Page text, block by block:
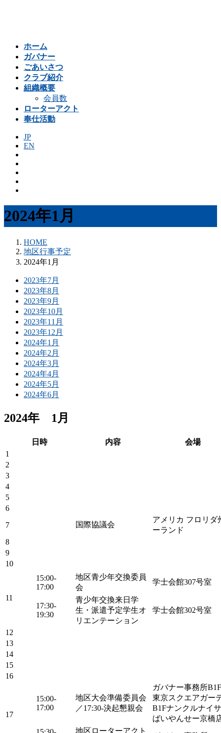
ホーム
ガバナー
ごあいさつ
クラブ紹介
組織概要
会員数
ローターアクト
奉仕活動
JP
EN
2024年1月
HOME
地区行事予定
2024年1月
2023年7月
2023年8月
2023年9月
2023年10月
2023年11月
2023年12月
2024年1月
2024年2月
2024年3月
2024年4月
2024年5月
2024年6月
2024年 1月
日時 内容
会場
1
2
3
4
5
6
7
国際協議会
アメリカ フロリダ
ーランド
8
9
10
11
15:00-
17:00
地区青少年交換委員
会
学士会館307号室
17:30-
19:30
青少年交換来日学
生・派遣予定学生オ
リエンテーション
学士会館302号室
12
13
14
15
16
17
15:00-
17:00
地区大会準備委員会
／17:30-決起懇親会
ガバナー事務所
東京スクエアガー
B1Fナンクルナイ
ばいやんせー京橋
地区ローターアクト